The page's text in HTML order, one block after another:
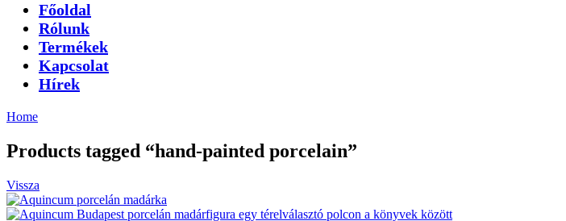
Főoldal
Rólunk
Termékek
Kapcsolat
Hírek
Home
Products tagged “hand-painted porcelain”
Vissza